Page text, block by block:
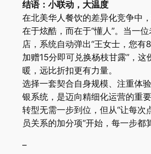
结语：小联动，大温度
在北美华人餐饮的差异化竞争中
在于炫酷，而在于“懂人”。当一
店，系统自动弹出“王女士，您有
加赠15分即可兑换杨枝甘露”，这
暖，远比折扣更有力量。
选择一套契合自身规模、注重体
银系统，是迈向精细化运营的重
转型无需一步到位，但从“让每次
员关系的加分项”开始，每一步都
–